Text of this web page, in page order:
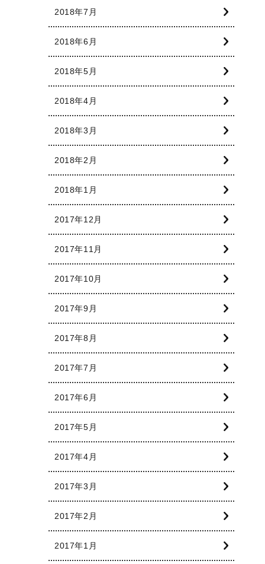
2018年7月
2018年6月
2018年5月
2018年4月
2018年3月
2018年2月
2018年1月
2017年12月
2017年11月
2017年10月
2017年9月
2017年8月
2017年7月
2017年6月
2017年5月
2017年4月
2017年3月
2017年2月
2017年1月